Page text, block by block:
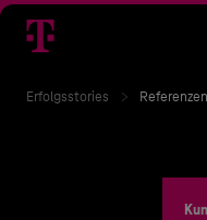
Erfolgsstories Referenzen